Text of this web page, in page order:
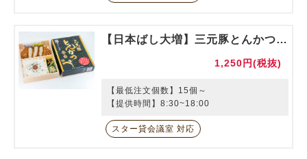
【日本ばし大増】三元豚とんかつ弁当
1,250円(税抜)
【最低注文個数】15個～
【提供時間】8:30~18:00
スター貸会議室 対応